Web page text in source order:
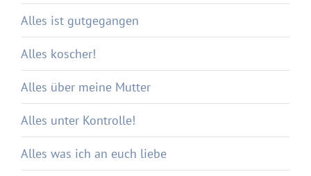
Alles ist gutgegangen
Alles koscher!
Alles über meine Mutter
Alles unter Kontrolle!
Alles was ich an euch liebe